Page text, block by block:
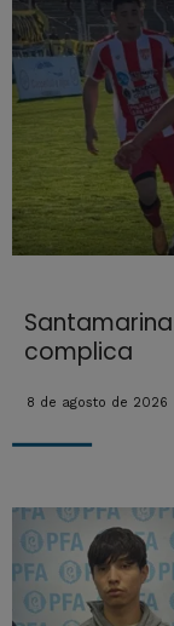
complica
8 de agosto de 2026